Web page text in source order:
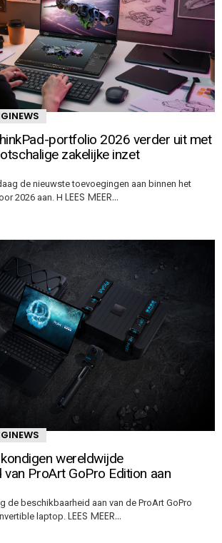
portfolio 2026 verder uit met
zakelijke inzet
de nieuwste toevoegingen aan binnen het
2026 aan. H LEES MEER…
wereldwijde
van ProArt GoPro Edition aan
de beschikbaarheid aan van de ProArt GoPro
laptop. LEES MEER…